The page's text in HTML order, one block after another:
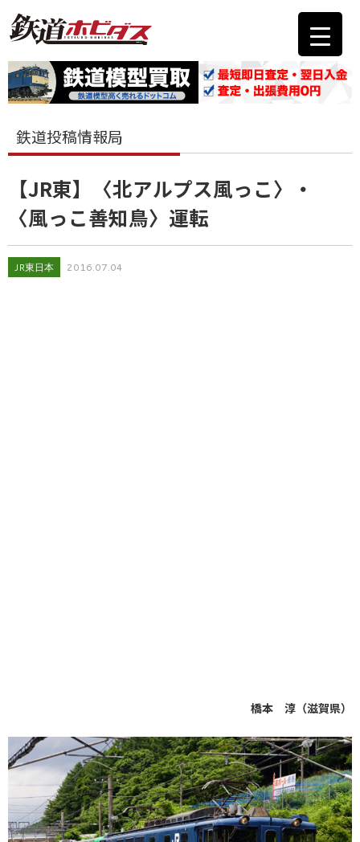
鉄道投稿情報局
【JR東】〈北アルプス風っこ〉・
〈風っこ善知鳥〉運転
JR東日本 2016.07.04
橋本 淳（滋賀県）